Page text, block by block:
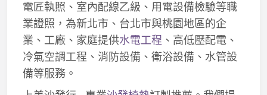
電匠執照、室內配線乙級、用電設備檢驗等職
業證照，為新北市、台北市與桃園地區的企
業、工廠、家庭提供水電工程 、高低壓配電、
冷氣空調工程、消防設備、衛浴設備、水管設
備等服務。